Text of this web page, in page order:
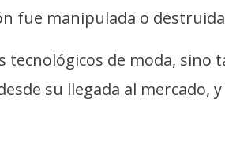
fue manipulada o
tecnológicos de moda, sino
su llegada al mercado, y